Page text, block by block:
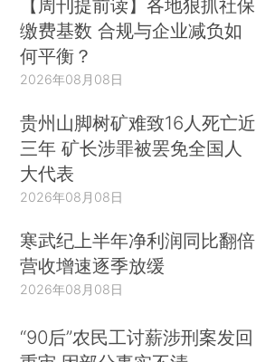
【周刊提前读】各地狠抓社保
缴费基数 合规与企业减负如
何平衡？
2026年08月08日
贵州山脚树矿难致16人死亡近
三年 矿长涉罪被罢免全国人
大代表
2026年08月08日
寒武纪上半年净利润同比翻倍
营收增速逐季放缓
2026年08月08日
“90后”农民工讨薪涉刑案发回